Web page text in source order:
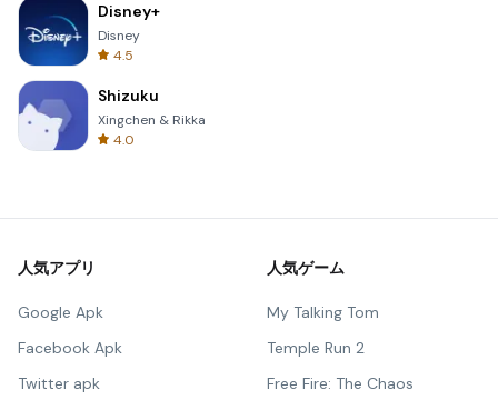
Disney+
Disney
4.5
Shizuku
Xingchen & Rikka
4.0
人気アプリ
Google Apk
Facebook Apk
Twitter apk
人気ゲーム
My Talking Tom
Temple Run 2
Free Fire: The Chaos